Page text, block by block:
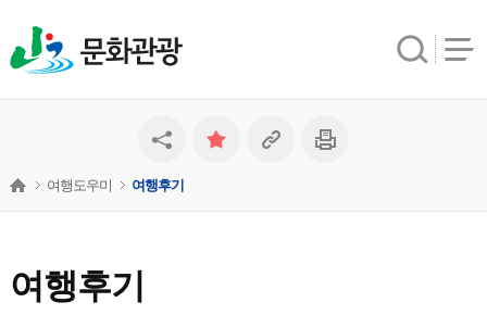
문화관광
여행후기
여행도우미 여행후기